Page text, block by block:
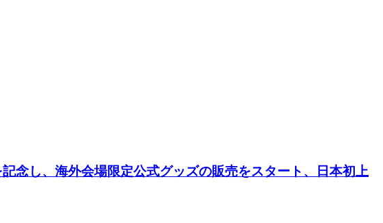
念し、海外会場限定公式グッズの販売をスタート、日本初上